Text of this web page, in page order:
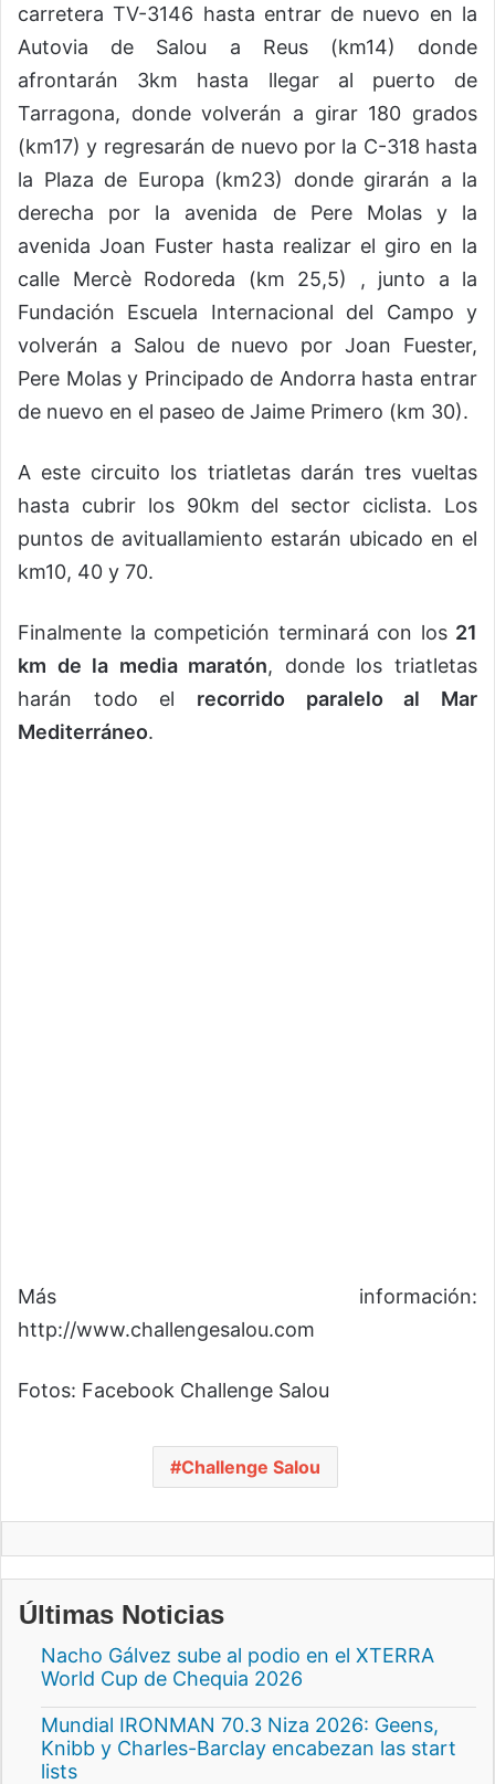
carretera TV-3146 hasta entrar de nuevo en la
Autovia de Salou a Reus (km14) donde
afrontarán 3km hasta llegar al puerto de
Tarragona, donde volverán a girar 180 grados
(km17) y regresarán de nuevo por la C-318 hasta
la Plaza de Europa (km23) donde girarán a la
derecha por la avenida de Pere Molas y la
avenida Joan Fuster hasta realizar el giro en la
calle Mercè Rodoreda (km 25,5) , junto a la
Fundación Escuela Internacional del Campo y
volverán a Salou de nuevo por Joan Fuester,
Pere Molas y Principado de Andorra hasta entrar
de nuevo en el paseo de Jaime Primero (km 30).
A este circuito los triatletas darán tres vueltas
hasta cubrir los 90km del sector ciclista. Los
puntos de avituallamiento estarán ubicado en el
km10, 40 y 70.
Finalmente la competición terminará con los 21
km de la media maratón, donde los triatletas
harán todo el recorrido paralelo al Mar
Mediterráneo.
Más información:
http://www.challengesalou.com
Fotos: Facebook Challenge Salou
Challenge Salou
Últimas Noticias
Nacho Gálvez sube al podio en el XTERRA
World Cup de Chequia 2026
Mundial IRONMAN 70.3 Niza 2026: Geens,
Knibb y Charles-Barclay encabezan las start
lists